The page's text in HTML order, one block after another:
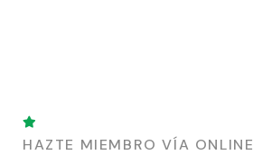
HAZTE MIEMBRO VÍA ONLINE